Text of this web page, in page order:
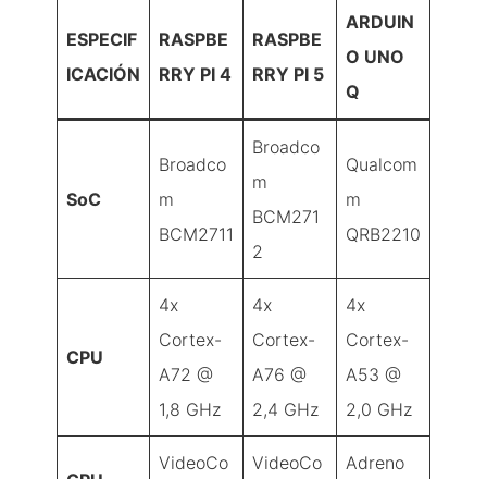
ESPECIF
ICACIÓN
RASPBE
RRY PI 4
RASPBE
RRY PI 5
ARDUIN
O UNO
Q
SoC
Broadco
m
BCM2711
Broadco
m
BCM271
2
Qualcom
m
QRB2210
CPU
4x
Cortex-
A72 @
1,8 GHz
4x
Cortex-
A76 @
2,4 GHz
4x
Cortex-
A53 @
2,0 GHz
VideoCo VideoCo Adreno